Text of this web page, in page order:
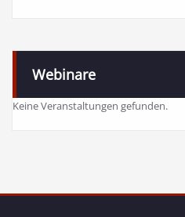
Webinare
Keine Veranstaltungen gefunden.